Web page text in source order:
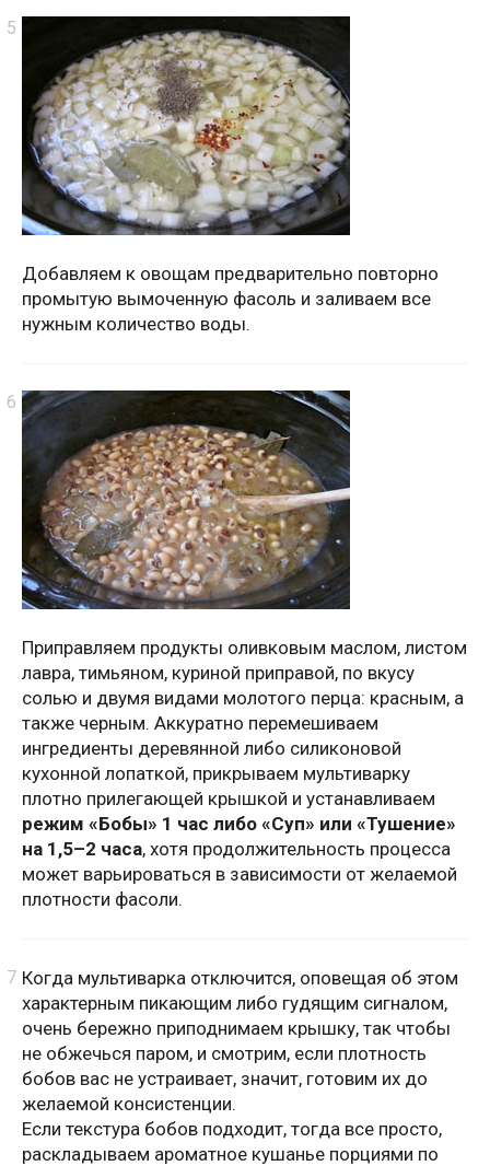
Добавляем к овощам предварительно повторно
промытую вымоченную фасоль и заливаем все
нужным количество воды.
Приправляем продукты оливковым маслом, листом
лавра, тимьяном, куриной приправой, по вкусу
солью и двумя видами молотого перца: красным, а
также черным. Аккуратно перемешиваем
ингредиенты деревянной либо силиконовой
кухонной лопаткой, прикрываем мультиварку
плотно прилегающей крышкой и устанавливаем
режим «Бобы» 1 час либо «Суп» или «Тушение»
на 1,5–2 часа, хотя продолжительность процесса
может варьироваться в зависимости от желаемой
плотности фасоли.
Когда мультиварка отключится, оповещая об этом
характерным пикающим либо гудящим сигналом,
очень бережно приподнимаем крышку, так чтобы
не обжечься паром, и смотрим, если плотность
бобов вас не устраивает, значит, готовим их до
желаемой консистенции.
Если текстура бобов подходит, тогда все просто,
раскладываем ароматное кушанье порциями по